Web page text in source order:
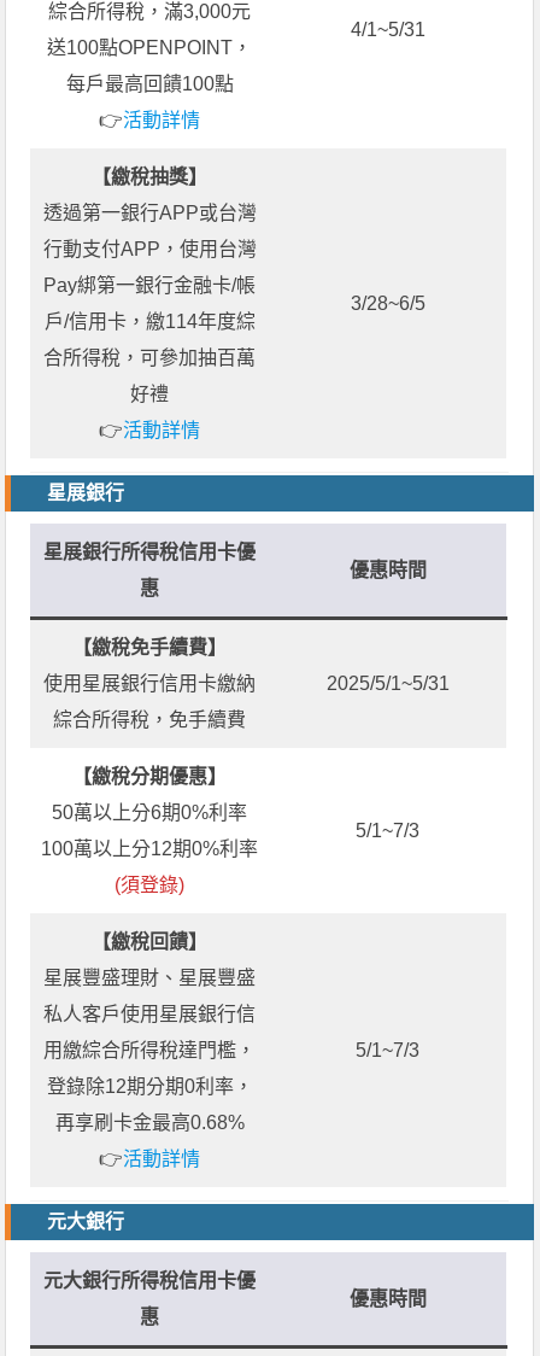
綜合所得稅，滿3,000元
送100點OPENPOINT，
每戶最高回饋100點
👉活動詳情
4/1~5/31
【繳稅抽獎】
透過第一銀行APP或台灣
行動支付APP，使用台灣
Pay綁第一銀行金融卡/帳
戶/信用卡，繳114年度綜
合所得稅，可參加抽百萬
好禮
👉活動詳情
3/28~6/5
星展銀行
星展銀行所得稅信用卡優
惠
優惠時間
【繳稅免手續費】
使用星展銀行信用卡繳納
綜合所得稅，免手續費
2025/5/1~5/31
【繳稅分期優惠】
50萬以上分6期0%利率
100萬以上分12期0%利率
(須登錄)
5/1~7/3
【繳稅回饋】
星展豐盛理財、星展豐盛
私人客戶使用星展銀行信
用繳綜合所得稅達門檻，
登錄除12期分期0利率，
再享刷卡金最高0.68%
👉活動詳情
5/1~7/3
元大銀行
元大銀行所得稅信用卡優
惠
優惠時間